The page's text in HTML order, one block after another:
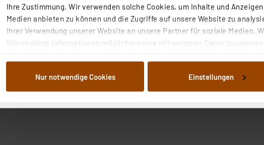
Ihre Zustimmung. Wir verwenden solche Cookies, um Inhalte und
Medien anbieten zu können und die Zugriffe auf unsere Website zu
Ihrer Verwendung unserer Website an unsere Partner für soziale Medien,
führen diese Informationen möglicherweise mit weiteren Daten
Weiterverarbeitung für die nachfolgend dargestellten bzw. die von Ihnen
Abs.1a DSG-VO) zu. Eine detaillierte Auflistung der einzelnen Cookies
Nur notwendige Cookies Einstellungen
(3)
(21)
Artikel pro Seite: